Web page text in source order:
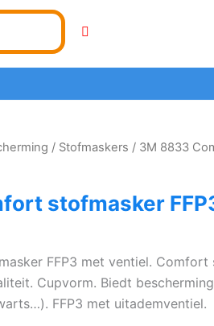
/ Stofmaskers / 3M 8833
stofmasker
FFP3 met ventiel. Comfort
Cupvorm. Biedt
FFP3 met uitademventiel.